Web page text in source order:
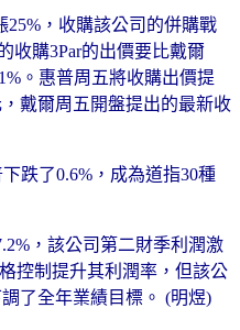
，收購該公司的併購戰
收購3Par的出價要比戴爾
。惠普周五將收購出價提
戴爾周五開盤提出的最新收
了0.6%，成為道指30種
，該公司第二財季利潤激
控制提升其利潤率，但該公
了全年業績目標。 (明煜)